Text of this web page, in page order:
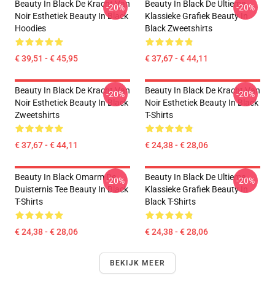
Beauty In Black De Kracht Van
Noir Esthetiek Beauty In Black
Hoodies
€ 39,51 - € 45,95
-20%
Beauty In Black De Ultieme
Klassieke Grafiek Beauty In
Black Zweetshirts
€ 37,67 - € 44,11
-20%
Beauty In Black De Kracht Van
Noir Esthetiek Beauty In Black
Zweetshirts
€ 37,67 - € 44,11
-20%
Beauty In Black De Kracht Van
Noir Esthetiek Beauty In Black
T-Shirts
€ 24,38 - € 28,06
-20%
Beauty In Black Omarm De
Duisternis Tee Beauty In Black
T-Shirts
€ 24,38 - € 28,06
-20%
Beauty In Black De Ultieme
Klassieke Grafiek Beauty In
Black T-Shirts
€ 24,38 - € 28,06
-20%
BEKIJK MEER